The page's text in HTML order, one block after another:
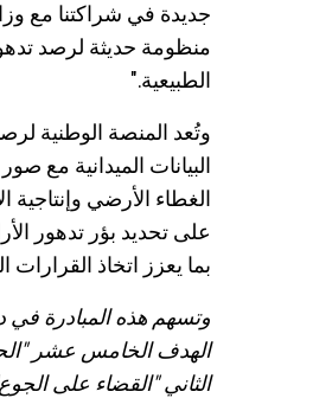
جديدة في شراكتنا مع
منظومة حديثة لرصد
الطبيعية."
وتُعد المنصة الوطنية
البيانات الميدانية مع
الغطاء الأرضي
على تحديد بؤر تدهور
بما يعزز اتخاذ القرارات
وتسهم هذه المبادرة في
الهدف الخامس عشر
الثاني "القضاء على